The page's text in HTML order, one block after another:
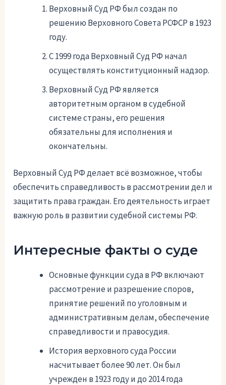
Верховный Суд РФ был создан по
решению Верховного Совета РСФСР в 1923
году.
С 1999 года Верховный Суд РФ начал
осуществлять конституционный надзор.
Верховный Суд РФ является
авторитетным органом в судебной
системе страны, его решения
обязательны для исполнения и
окончательны.
Верховный Суд РФ делает всё возможное, чтобы
обеспечить справедливость в рассмотрении дел и
защитить права граждан. Его деятельность играет
важную роль в развитии судебной системы РФ.
Интересные факты о суде
Основные функции суда в РФ включают
рассмотрение и разрешение споров,
принятие решений по уголовным и
административным делам, обеспечение
справедливости и правосудия.
История верховного суда России
насчитывает более 90 лет. Он был
учрежден в 1923 году и до 2014 года